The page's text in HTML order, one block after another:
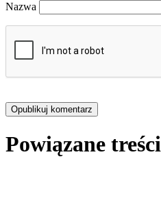
Nazwa
Powiązane treści